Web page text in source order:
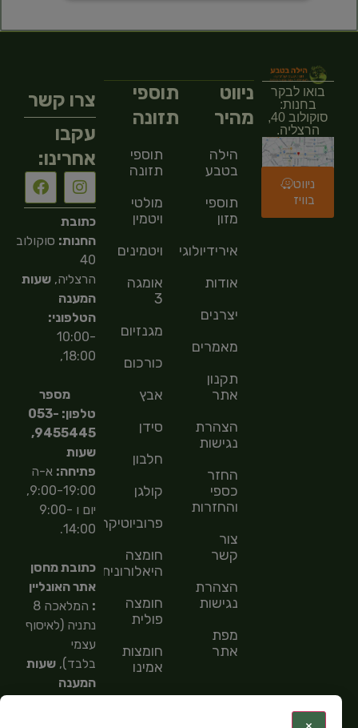
בואו לבקר
בחנות:
סוקולוב 40,
הרצליה.
ניווט
בוויז
ניווט
מהיר
הילה
בטבע
תוספי
מזון
אירידיולוגיה
אודות
יצרנים
מאמרים
תקנון
אתר
הצהרת
נגישות
החזר
כספי
והחזרות
צור
קשר
הצהרת
נגישות
מפת
אתר
תוספי
תזונה
תוספי
תזונה
מולטי
ויטמין
ויטמינים
אומגה
3
מגנזיום
כורכום
אבץ
סידן
חלבון
קולגן
פרוביוטיקה
חומצה
היאלורונית
חומצה
פולית
חומצות
אמינו
חומצות
צרו קשר
עקבו
אחרינו:
כתובת
החנות: סוקולוב
40
הרצליה,שעות
המענה
הטלפוני:
10:00-
18:00,
מספר
טלפון: 053-
9455445,
שעות
פתיחה: א-ה
9:00-19:00,
יום ו 9:00-
14:00.
כתובת מחסן
אתר האונליין
:
המלאכה 8
נתניה (לאיסוף
עצמי
בלבד),שעות
המענה